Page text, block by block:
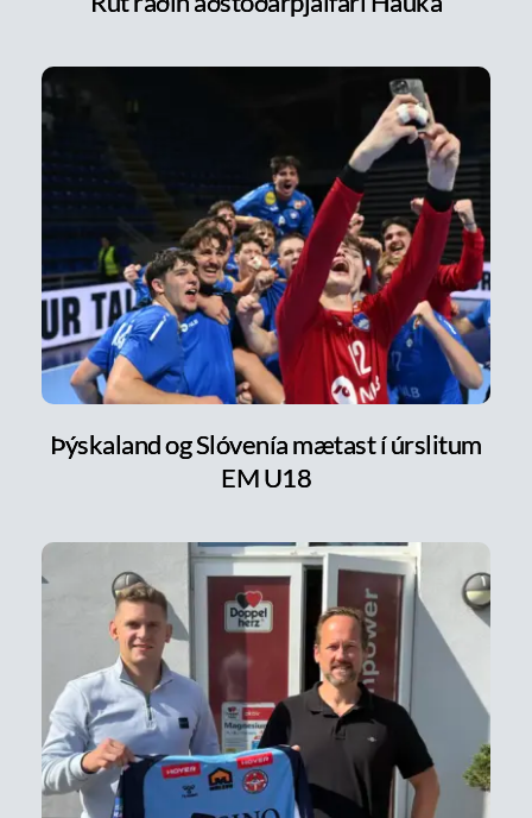
Þýskaland og Slóvenía mætast í úrslitum
EM U18